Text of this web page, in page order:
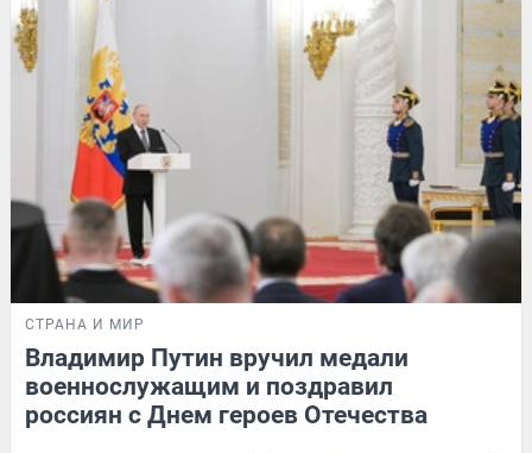
СТРАНА И МИР
Владимир Путин вручил медали
военнослужащим и поздравил
россиян с Днем героев Отечества